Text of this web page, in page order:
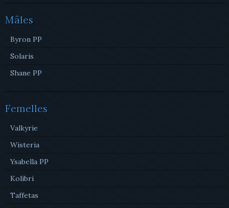
Mâles
Byron PP
Solaris
Shane PP
Femelles
Valkyrie
Wisteria
Ysabella PP
Kolibri
Taffetas